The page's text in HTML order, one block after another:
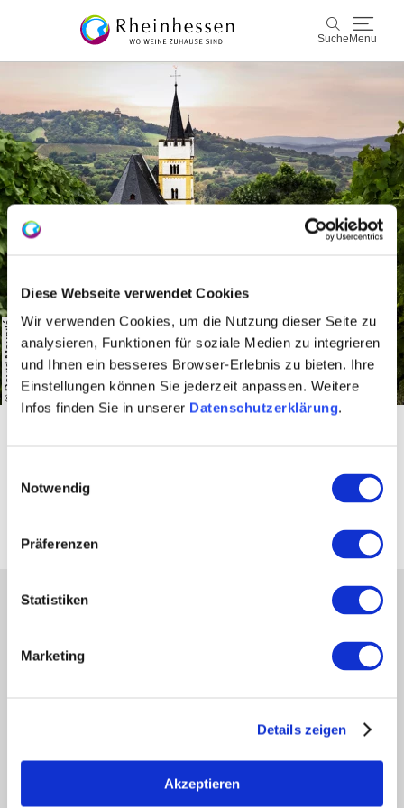
Diese Webseite verwendet Cookies
Wir verwenden Cookies, um die Nutzung dieser Seite zu
analysieren, Funktionen für soziale Medien zu integrieren
und Ihnen ein besseres Browser-Erlebnis zu bieten. Ihre
Einstellungen können Sie jederzeit anpassen. Weitere
Infos finden Sie in unserer Datenschutzerklärung.
Notwendig
Präferenzen
Statistiken
Marketing
Details zeigen
Akzeptieren
Suche Menu
Wein & Genuss
Aktiv & Natur
Kultur & Städte
Buchung & Service
Shop Rheinhessen-Blog Karte
© David Maupilé
Alle Folgen der
Unser Servicekontakt:
Ihnen gerne weiter!
(0049) 6731 893280
hallo@rheinhessenwein.de